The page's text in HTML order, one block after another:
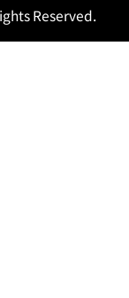
Reserved.